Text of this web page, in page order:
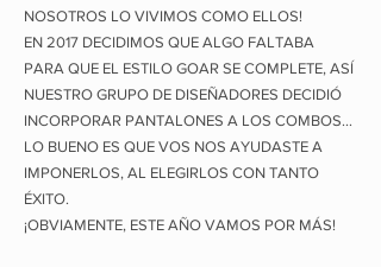
NOSOTROS LO VIVIMOS COMO ELLOS!
EN 2017 DECIDIMOS QUE ALGO FALTABA
PARA QUE EL ESTILO GOAR SE COMPLETE, ASÍ
NUESTRO GRUPO DE DISEÑADORES DECIDIÓ
INCORPORAR PANTALONES A LOS COMBOS…
LO BUENO ES QUE VOS NOS AYUDASTE A
IMPONERLOS, AL ELEGIRLOS CON TANTO
ÉXITO.
¡OBVIAMENTE, ESTE AÑO VAMOS POR MÁS!